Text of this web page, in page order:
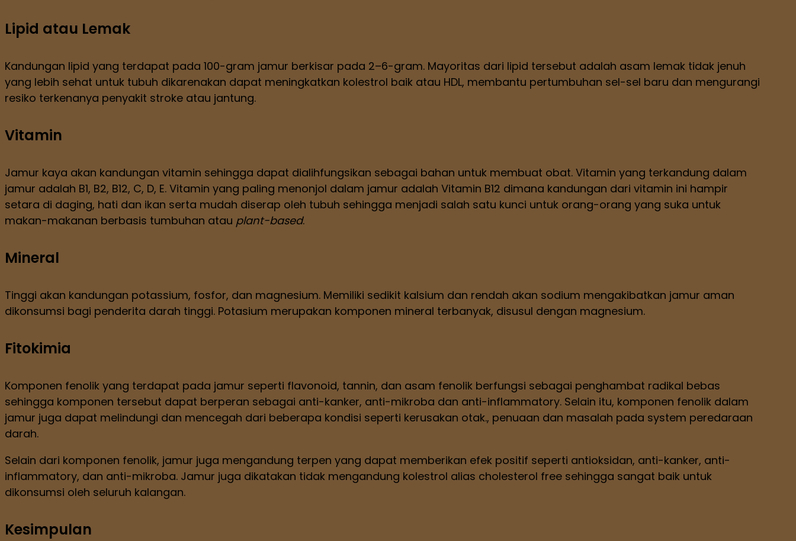
Lipid atau Lemak
Kandungan lipid yang terdapat pada 100-gram jamur berkisar pada 2–6-gram. Mayoritas dari lipid tersebut adalah asam lemak tidak jenuh
yang lebih sehat untuk tubuh dikarenakan dapat meningkatkan kolestrol baik atau HDL, membantu pertumbuhan sel-sel baru dan mengurangi
resiko terkenanya penyakit stroke atau jantung.
Vitamin
Jamur kaya akan kandungan vitamin sehingga dapat dialihfungsikan sebagai bahan untuk membuat obat. Vitamin yang terkandung dalam
jamur adalah B1, B2, B12, C, D, E. Vitamin yang paling menonjol dalam jamur adalah Vitamin B12 dimana kandungan dari vitamin ini hampir
setara di daging, hati dan ikan serta mudah diserap oleh tubuh sehingga menjadi salah satu kunci untuk orang-orang yang suka untuk
makan-makanan berbasis tumbuhan atau plant-based.
Mineral
Tinggi akan kandungan potassium, fosfor, dan magnesium. Memiliki sedikit kalsium dan rendah akan sodium mengakibatkan jamur aman
dikonsumsi bagi penderita darah tinggi. Potasium merupakan komponen mineral terbanyak, disusul dengan magnesium.
Fitokimia
Komponen fenolik yang terdapat pada jamur seperti flavonoid, tannin, dan asam fenolik berfungsi sebagai penghambat radikal bebas
sehingga komponen tersebut dapat berperan sebagai anti-kanker, anti-mikroba dan anti-inflammatory. Selain itu, komponen fenolik dalam
jamur juga dapat melindungi dan mencegah dari beberapa kondisi seperti kerusakan otak., penuaan dan masalah pada system peredaraan
darah.
Selain dari komponen fenolik, jamur juga mengandung terpen yang dapat memberikan efek positif seperti antioksidan, anti-kanker, anti-
inflammatory, dan anti-mikroba. Jamur juga dikatakan tidak mengandung kolestrol alias cholesterol free sehingga sangat baik untuk
dikonsumsi oleh seluruh kalangan.
Kesimpulan